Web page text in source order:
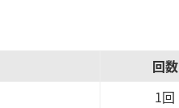
回数
1回